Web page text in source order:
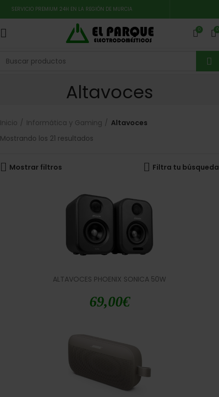
SERVICIO PREMIUM 24H EN LA REGIÓN DE MURCIA
0 0
Altavoces
Inicio Informática y Gaming
Altavoces
Mostrando los 21 resultados
Mostrar filtros Filtra tu búsqueda
ALTAVOCES PHOENIX SONICA 50W
69,00€